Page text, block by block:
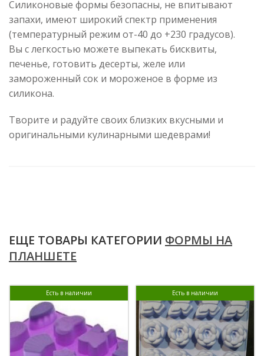
Силиконовые формы безопасны, не впитывают
запахи, имеют широкий спектр применения
(температурный режим от-40 до +230 градусов).
Вы с легкостью можете выпекать бисквиты,
печенье, готовить десерты, желе или
замороженный сок и мороженое в форме из
силикона.
Творите и радуйте своих близких вкусными и
оригинальными кулинарными шедеврами!
ЕЩЕ ТОВАРЫ КАТЕГОРИИ ФОРМЫ НА
ПЛАНШЕТЕ
Есть в наличии Есть в наличии